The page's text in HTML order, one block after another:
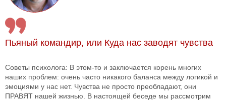
Пьяный командир, или Куда нас заводят чувства
Советы психолога: В этом-то и заключается корень многих
наших проблем: очень часто никакого баланса между логикой и
эмоциями у нас нет. Чувства не просто преобладают, они
ПРАВЯТ нашей жизнью. В настоящей беседе мы рассмотрим